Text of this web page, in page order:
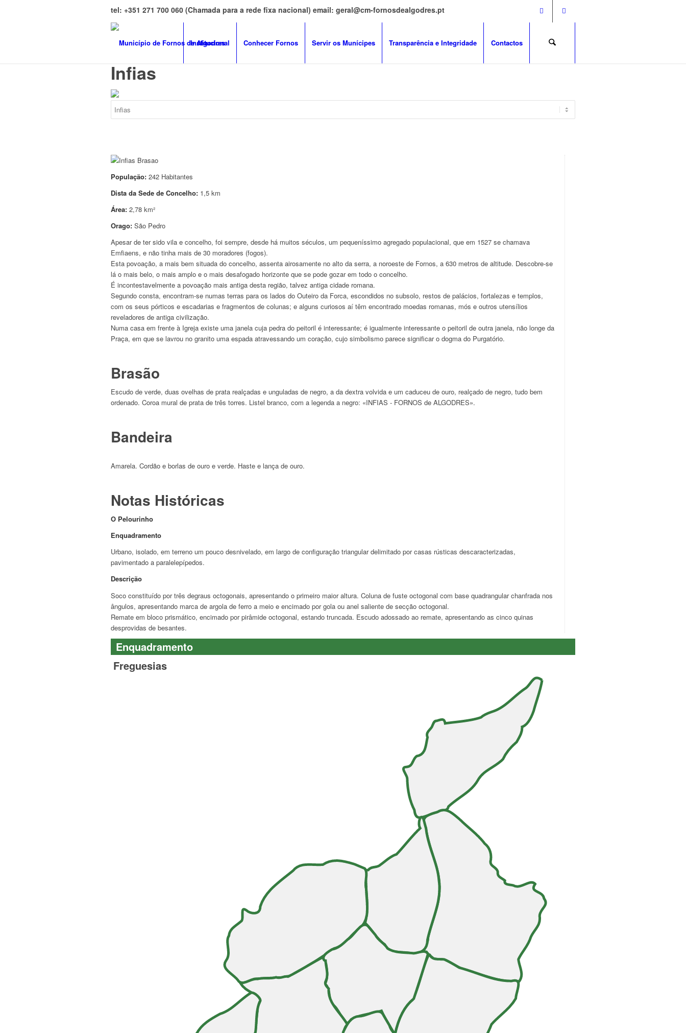
tel: +351 271 700 060 (Chamada para a rede fixa nacional) email: geral@cm-fornosdealgodres.pt
Institucional Conhecer Fornos Servir os Munícipes Transparência e Integridade Contactos
Infias
População: 242 Habitantes
Dista da Sede de Concelho: 1,5 km
Área: 2,78 km²
Orago: São Pedro
Apesar de ter sido vila e concelho, foi sempre, desde há muitos séculos, um pequeníssimo agregado populacional, que em 1527 se chamava
Emfiaens, e não tinha mais de 30 moradores (fogos).
Esta povoação, a mais bem situada do concelho, assenta airosamente no alto da serra, a noroeste de Fornos, a 630 metros de altitude. Descobre-se
lá o mais belo, o mais amplo e o mais desafogado horizonte que se pode gozar em todo o concelho.
É incontestavelmente a povoação mais antiga desta região, talvez antiga cidade romana.
Segundo consta, encontram-se numas terras para os lados do Outeiro da Forca, escondidos no subsolo, restos de palácios, fortalezas e templos,
com os seus pórticos e escadarias e fragmentos de colunas; e alguns curiosos aí têm encontrado moedas romanas, mós e outros utensílios
reveladores de antiga civilização.
Numa casa em frente à Igreja existe uma janela cuja pedra do peitoril é interessante; é igualmente interessante o peitoril de outra janela, não longe da
Praça, em que se lavrou no granito uma espada atravessando um coração, cujo simbolismo parece significar o dogma do Purgatório.
Brasão
Escudo de verde, duas ovelhas de prata realçadas e unguladas de negro, a da dextra volvida e um caduceu de ouro, realçado de negro, tudo bem
ordenado. Coroa mural de prata de três torres. Listel branco, com a legenda a negro: «INFIAS - FORNOS de ALGODRES».
Bandeira
Amarela. Cordão e borlas de ouro e verde. Haste e lança de ouro.
Notas Históricas
O Pelourinho
Enquadramento
Urbano, isolado, em terreno um pouco desnivelado, em largo de configuração triangular delimitado por casas rústicas descaracterizadas,
pavimentado a paralelepípedos.
Descrição
Soco constituído por três degraus octogonais, apresentando o primeiro maior altura. Coluna de fuste octogonal com base quadrangular chanfrada nos
ângulos, apresentando marca de argola de ferro a meio e encimado por gola ou anel saliente de secção octogonal.
Remate em bloco prismático, encimado por pirâmide octogonal, estando truncada. Escudo adossado ao remate, apresentando as cinco quinas
desprovidas de besantes.
Enquadramento
Freguesias